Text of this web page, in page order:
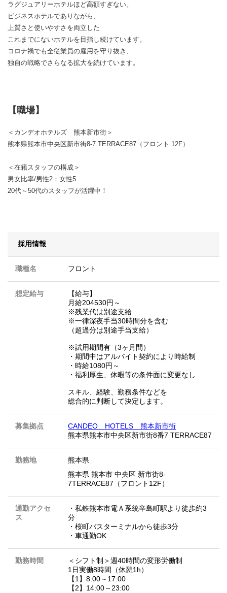
ラグジュアリーホテルほど高額すぎない。
ビジネスホテルでありながら、
上質さと使いやすさを両立した
これまでにないホテルを目指し続けています。
コロナ禍でも全従業員の雇用を守り抜き、
独自の戦略でさらなる拡大を続けています。
【職場】
＜カンデオホテルズ 熊本新市街＞
熊本県熊本市中央区新市街8-7 TERRACE87（フロント 12F）
＜在籍スタッフの構成＞
男女比率/男性2：女性5
20代～50代のスタッフが活躍中！
採用情報
職種名 フロント
想定給与
【給与】
月給204530円～
※残業代は別途支給
※一律深夜手当30時間分を含む
（超過分は別途手当支給）
※試用期間有（3ヶ月間）
・期間中はアルバイト契約により時給制
・時給1080円～
・福利厚生、休暇等の条件面に変更なし
スキル、経験、勤務条件などを
総合的に判断して決定します。
募集拠点
CANDEO HOTELS 熊本新市街
熊本県熊本市中央区新市街8番7 TERRACE87
勤務地
熊本県
熊本県 熊本市 中央区 新市街8-
7TERRACE87（フロント12F）
通勤アクセ
ス
・私鉄熊本市電Ａ系統辛島町駅より徒歩約3
分
・桜町バスターミナルから徒歩3分
・車通勤OK
勤務時間
＜シフト制＞週40時間の変形労働制
1日実働8時間（休憩1h）
【1】8:00～17:00
【2】14:00～23:00